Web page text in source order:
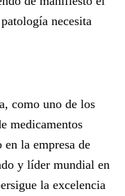
necesita
como uno de los
medicamentos
la empresa de
y líder mundial en
la excelencia